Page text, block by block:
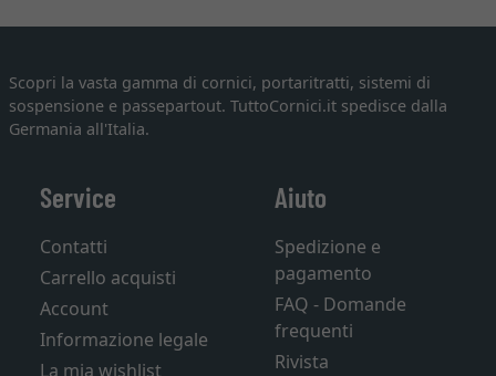
Scopri la vasta gamma di cornici, portaritratti, sistemi di
sospensione e passepartout. TuttoCornici.it spedisce dalla
Germania all'Italia.
Service
Contatti
Carrello acquisti
Account
Informazione legale
La mia wishlist
Aiuto
Spedizione e
pagamento
FAQ - Domande
frequenti
Rivista